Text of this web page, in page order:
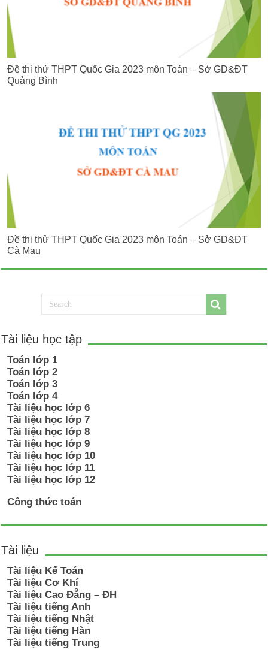
Đề thi thử THPT Quốc Gia 2023 môn Toán – Sở GD&ĐT
Quảng Bình
Đề thi thử THPT Quốc Gia 2023 môn Toán – Sở GD&ĐT
Cà Mau
Tài liệu học tập
Toán lớp 1
Toán lớp 2
Toán lớp 3
Toán lớp 4
Tài liệu học lớp 6
Tài liệu học lớp 7
Tài liệu học lớp 8
Tài liệu học lớp 9
Tài liệu học lớp 10
Tài liệu học lớp 11
Tài liệu học lớp 12
Công thức toán
Tài liệu
Tài liệu Kế Toán
Tài liệu Cơ Khí
Tài liệu Cao Đẳng – ĐH
Tài liệu tiếng Anh
Tài liệu tiếng Nhật
Tài liệu tiếng Hàn
Tài liệu tiếng Trung